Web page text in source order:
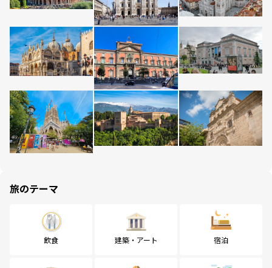
旅のテーマ
飲食 建築・アート 宿泊